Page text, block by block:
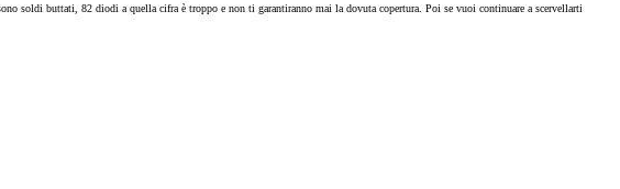
soldi buttati, 82 diodi a quella cifra è troppo e non ti garantiranno mai la dovuta copertura. Poi se vuoi continuare a scervellarti